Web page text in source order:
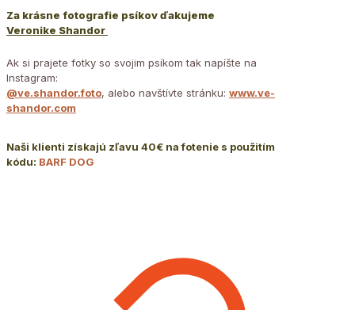
Za krásne fotografie psíkov ďakujeme
Veronike Shandor
Ak si prajete fotky so svojim psíkom tak napíšte na
Instagram:
@ve.shandor.foto, alebo navštívte stránku: www.ve-
shandor.com
Naši klienti získajú zľavu 40€ na fotenie s použitím
kódu: BARF DOG